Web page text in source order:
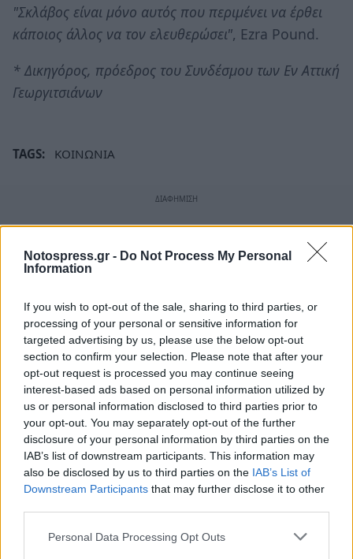
Notospress.gr - Do Not Process My Personal
Information
If you wish to opt-out of the sale, sharing to third parties, or
processing of your personal or sensitive information for
targeted advertising by us, please use the below opt-out
section to confirm your selection. Please note that after your
opt-out request is processed you may continue seeing
interest-based ads based on personal information utilized by
us or personal information disclosed to third parties prior to
your opt-out. You may separately opt-out of the further
disclosure of your personal information by third parties on the
IAB’s list of downstream participants. This information may
also be disclosed by us to third parties on the IAB’s List of
Downstream Participants that may further disclose it to other
Personal Data Processing Opt Outs
"Σκλάβος είναι μόνο αυτός που περιμένει να έρθει
κάποιος άλλος να τον ελευθερώσει", Ezra Pound.
* Δικηγόρος, πρόεδρος του Συνδέσμου των Εν Αττική
Γεωργιτσιάνων
TAGS: ΚΟΙΝΩΝΙΑ